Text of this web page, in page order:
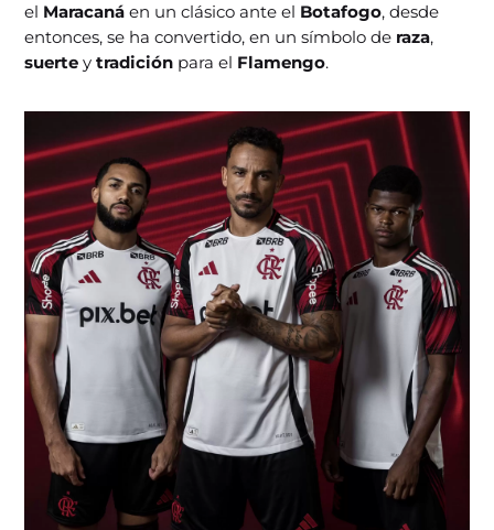
el Maracanáen un clásico ante el Botafogo, desde
entonces, se ha convertido, en un símbolo de raza,
suerteytradición para el Flamengo.